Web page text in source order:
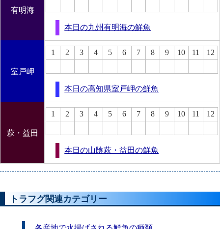
有明海
本日の九州有明海の鮮魚
室戸岬
1 2 3 4 5 6 7 8 9 10 11 12
本日の高知県室戸岬の鮮魚
萩・益田
1 2 3 4 5 6 7 8 9 10 11 12
本日の山陰萩・益田の鮮魚
トラフグ関連カテゴリー